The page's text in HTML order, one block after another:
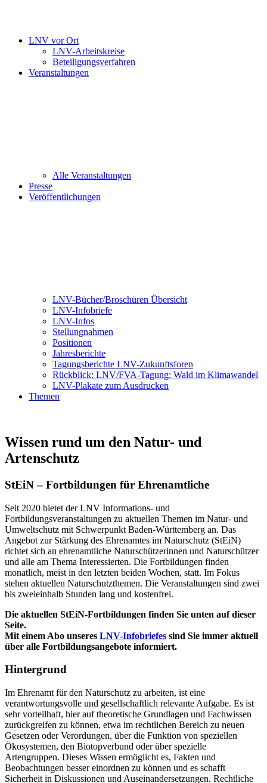
LNV vor Ort
LNV-Arbeitskreise
Beteiligungsverfahren
Veranstaltungen
Alle Veranstaltungen
Presse
Veröffentlichungen
LNV-Bücher/Broschüren Übersicht
LNV-Infobriefe
LNV-Infos
Stellungnahmen
Positionen
Jahresberichte
Tagungsberichte LNV-Zukunftsforen
Rückblick: LNV/FVA-Tagung: Wald im Klimawandel
LNV-Plakate zum Ausdrucken
Themen
Wissen rund um den Natur- und
Artenschutz
StEiN – Fortbildungen für Ehrenamtliche
Seit 2020 bietet der LNV Informations- und
Fortbildungsveranstaltungen zu aktuellen Themen im Natur- und
Umweltschutz mit Schwerpunkt Baden-Württemberg an. Das
Angebot zur Stärkung des Ehrenamtes im Naturschutz (StEiN)
richtet sich an ehrenamtliche Naturschützerinnen und Naturschützer
und alle am Thema Interessierten. Die Fortbildungen finden
monatlich, meist in den letzten beiden Wochen, statt. Im Fokus
stehen aktuellen Naturschutzthemen. Die Veranstaltungen sind zwei
bis zweieinhalb Stunden lang und kostenfrei.
Die aktuellen StEiN-Fortbildungen finden Sie unten auf dieser
Seite.
Mit einem Abo unseres LNV-Infobriefes sind Sie immer aktuell
über alle Fortbildungsangebote informiert.
Hintergrund
Im Ehrenamt für den Naturschutz zu arbeiten, ist eine
verantwortungsvolle und gesellschaftlich relevante Aufgabe. Es ist
sehr vorteilhaft, hier auf theoretische Grundlagen und Fachwissen
zurückgreifen zu können, etwa im rechtlichen Bereich zu neuen
Gesetzen oder Verordungen, über die Funktion von speziellen
Ökosystemen, den Biotopverbund oder über spezielle
Artengruppen. Dieses Wissen ermöglicht es, Fakten und
Beobachtungen besser einordnen zu können und es schafft
Sicherheit in Diskussionen und Auseinandersetzungen. Rechtliche